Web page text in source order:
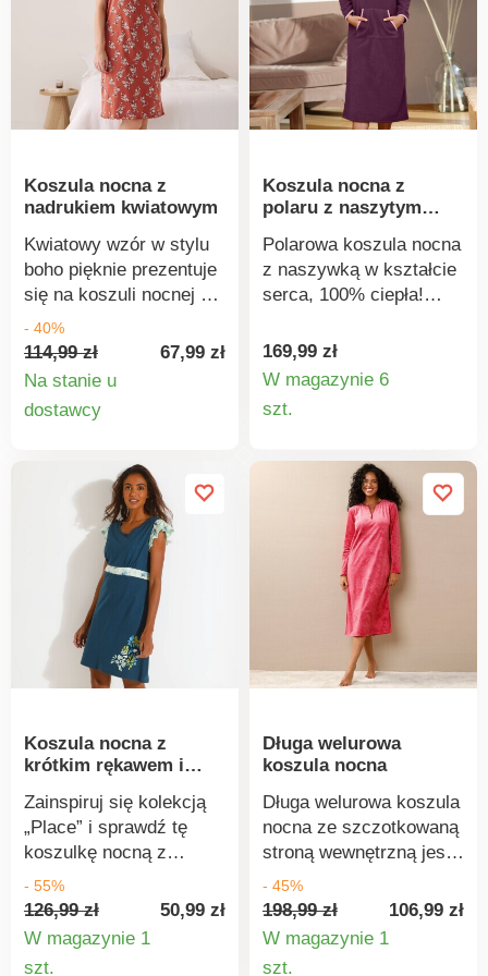
100 według Oeko-Tex
(nr CQ 1216 / 3 IFTH).
Ten znak oznacza
produkty tekstylne
poddane testom
gamy substancji
szkodliwych, a produkt
jest bezpieczny w
użyciu, wykraczając
poza obowiązujące
Koszula nocna z
nadrukiem kwiatowym
Kwiatowy wzór w stylu
boho pięknie prezentuje
się na koszuli nocnej z
wyrafinowanymi
detalami. Zaokrąglony
dekolt w serek. Nadruk
Szerokie ramiączka z
dla efektu marszczenia.
Prosty tył. Prosty dół.
Faliste wykończenie.
Rozcięcia po bokach.
Świeża bawełna, łatwa
w pielęgnacji. Standard
100 według Oeko-Tex
(nr CQ 1216 / 3 IFTH).
Ten znak oznacza
produkty tekstylne
laboratoryjnym na
obecność szerokiej
gamy substancji
szkodliwych, a produkt
jest bezpieczny w
wykraczającym poza
obowiązujące normy.
Można prać w pralce.
- 40%
114,99 zł
67,99 zł
Na stanie u
dostawcy
Koszula nocna z
polaru z naszytym
Polarowa koszula nocna
z naszywką w kształcie
serca, 100% ciepła!
serca z żakardowym
nadrukiem z przodu.
Okrągły dekolt, długie
rękawy i kieszenie z
Kieszeń kangurka.
Idealna długość. Prosty
dół. Można prać w
169,99 zł
W magazynie 6
szt.
Koszula nocna z
krótkim rękawem i
Zainspiruj się kolekcją
„Place” i sprawdź tę
koszulkę nocną z
nadrukiem! Okrągły
dekolt. Wstawka z
nadrukiem pod biustem.
Marszczenia na
- 55%
126,99 zł
50,99 zł
W magazynie 1
szt.
Długa welurowa
koszula nocna
Długa welurowa koszula
nocna ze szczotkowaną
stroną wewnętrzną jest
wygodna w noszeniu i
wygląda bardzo
elegancko. Tkanina z
wzorem adamaszku.
- 45%
198,99 zł
106,99 zł
W magazynie 1
szt.